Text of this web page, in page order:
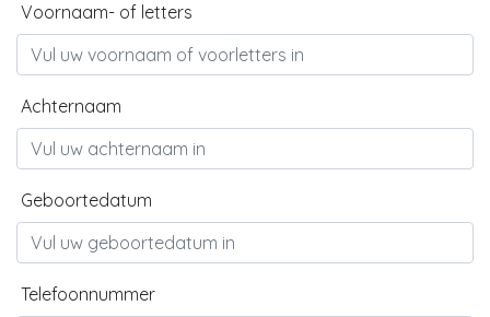
Voornaam- of letters
Achternaam
Geboortedatum
Telefoonnummer